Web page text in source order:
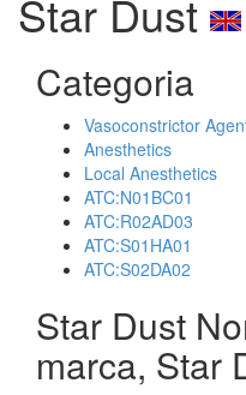
Star Dust
Categoria
Vasoconstrictor
Anesthetics
Local Anesthetics
ATC:N01BC01
ATC:R02AD03
ATC:S01HA01
ATC:S02DA02
Star Dust
marca, Star